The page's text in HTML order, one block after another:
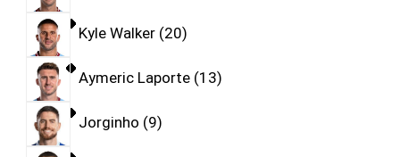
Kyle Walker 20
Aymeric Laporte 13
Jorginho 9